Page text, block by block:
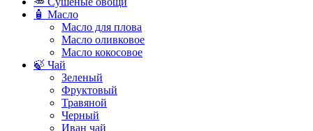
🧴 Масло
Масло для плова
Масло оливковое
Масло кокосовое
🍃 Чай
Зеленый
Фруктовый
Травяной
Черный
Иван чай